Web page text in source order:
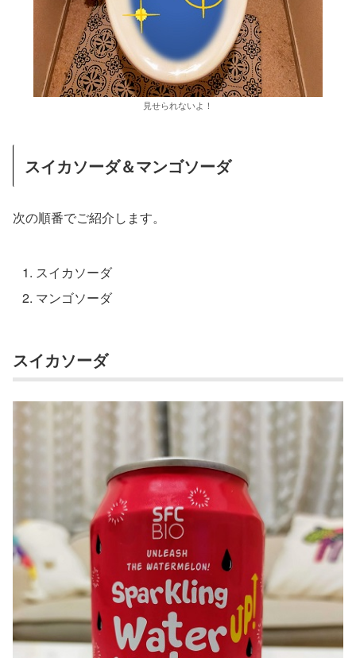
見せられないよ！
スイカソーダ＆マンゴソーダ
次の順番でご紹介します。
スイカソーダ
マンゴソーダ
スイカソーダ